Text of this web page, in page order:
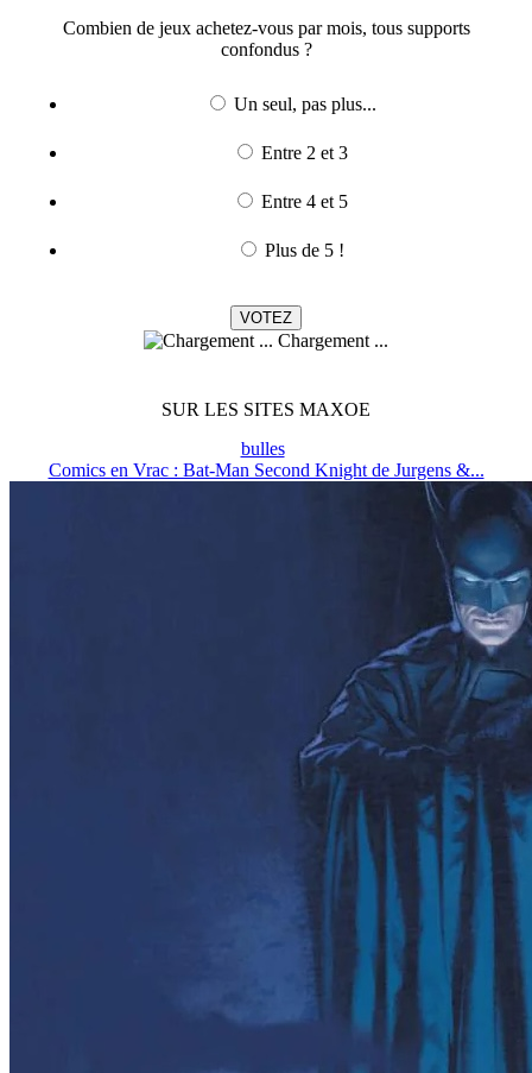
Combien de jeux achetez-vous par mois, tous supports
confondus ?
Un seul, pas plus...
Entre 2 et 3
Entre 4 et 5
Plus de 5 !
Chargement ...
SUR LES SITES MAXOE
bulles
Comics en Vrac : Bat-Man Second Knight de Jurgens &...